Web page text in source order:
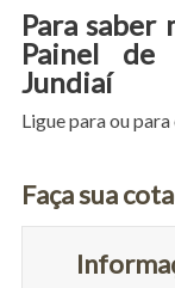
Para saber
Painel de
Jundiaí
Ligue paraou para
Faça sua